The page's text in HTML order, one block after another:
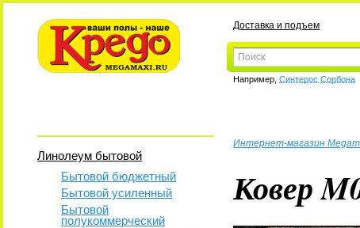
Доставка и подъем
Например,Синтерос Сорбона
Линолеум бытовой
Бытовой бюджетный
Бытовой усиленный
Бытовой
полукоммерческий
Интернет-магазин
Ковер